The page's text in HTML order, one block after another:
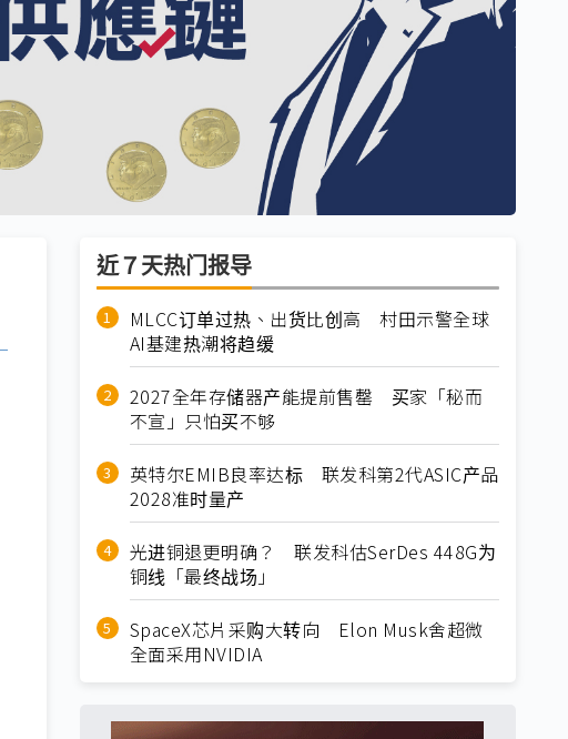
近７天热门报导
MLCC订单过热、出货比创高 村田示警全球
AI基建热潮将趋缓
2027全年存储器产能提前售罄 买家「秘而
不宣」只怕买不够
英特尔EMIB良率达标 联发科第2代ASIC产品
2028准时量产
光进铜退更明确？ 联发科估SerDes 448G为
铜线「最终战场」
SpaceX芯片采购大转向 Elon Musk舍超微
全面采用NVIDIA